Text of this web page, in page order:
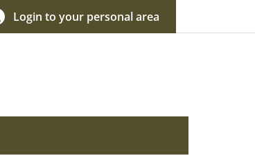
CURRENT LANGUAGE
Login to your personal area